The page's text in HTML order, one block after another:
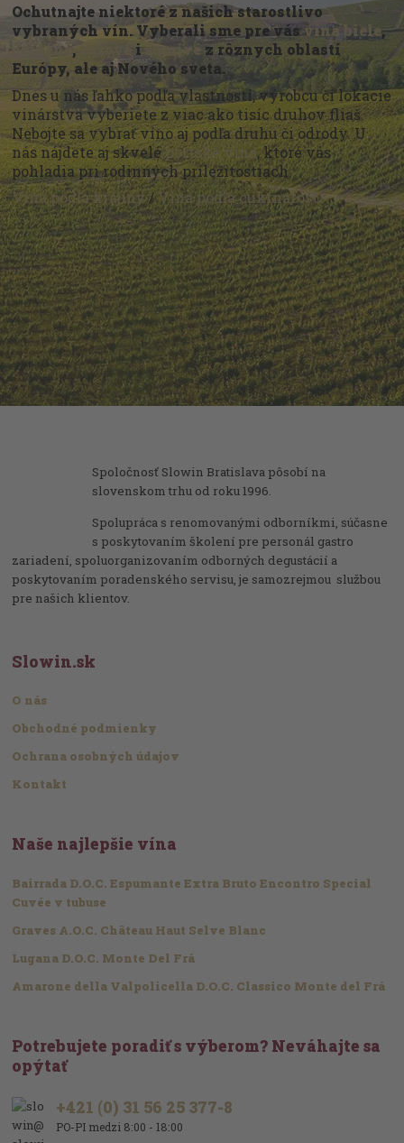
Ochutnajte niektoré z našich starostlivo
vybraných vín. Vyberali sme pre vásvína biele,
červené, i šumivéz rôznych oblastí
Európy, ale aj Nového sveta.
Dnes u nás ľahko podľa vlastností, výrobcu či lokácie
vinárstva vyberiete z viac ako tisíc druhov fliaš.
Nebojte sa vybrať víno aj podľa druhu či odrody. U
nás nájdete aj skveléportské vína, ktoré vás
pohladia pri rodinných príležitostiach.
Vína podľa krajiny/Vína podľa cukrnatosti
Spoločnosť Slowin Bratislava pôsobí na
slovenskom trhu od roku 1996.
Spolupráca s renomovanými odborníkmi, súčasne
s poskytovaním školení pre personál gastro
zariadení, spoluorganizovaním odborných degustácií a
poskytovaním poradenského servisu, je samozrejmou službou
pre našich klientov.
Slowin.sk
O nás
Obchodné podmienky
Ochrana osobných údajov
Kontakt
Naše najlepšie vína
Bairrada D.O.C. Espumante Extra Bruto Encontro Special
Cuvée v tubuse
Graves A.O.C. Château Haut Selve Blanc
Lugana D.O.C. Monte Del Frá
Amarone della Valpolicella D.O.C. Classico Monte del Frá
Potrebujete poradiť s výberom? Neváhajte sa
opýtať
+421 (0) 31 56 25 377-8
PO-PI medzi 8:00 - 18:00